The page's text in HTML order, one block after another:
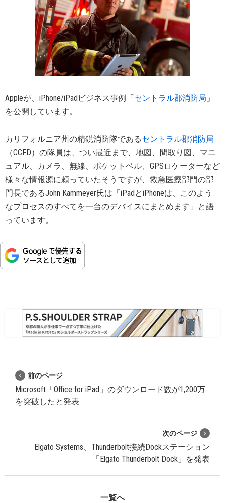
Appleが、iPhone/iPadビジネス事例「セントラル郡消防局 」
を公開しています。
カリフォルニア州の精鋭消防隊であるセントラル郡消防局
（CCFD）の隊員は、つい最近まで、地図、間取り図、マニ
ュアル、カメラ、無線、ポケットベル、GPSロケーターなど
様々な情報源に頼っていたそうですが、救急医療部門の部
門長であるJohn Kammeyer氏は「iPadとiPhoneは、このよう
なプロセスのすべてを一台のデバイスにまとめます」と語
っています。
前のページ
Microsoft「Office for iPad」のダウンロード数が1,200万
を突破したと発表
次のページ
Elgato Systems、Thunderbolt接続Dockステーション
「Elgato Thunderbolt Dock」を発表
一覧へ